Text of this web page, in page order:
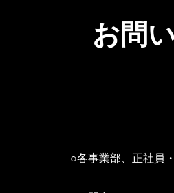
お問
○各事業部、正社員